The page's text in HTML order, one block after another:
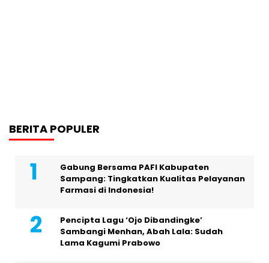
BERITA POPULER
Gabung Bersama PAFI Kabupaten
Sampang: Tingkatkan Kualitas Pelayanan
Farmasi di Indonesia!
Pencipta Lagu ‘Ojo Dibandingke’
Sambangi Menhan, Abah Lala: Sudah
Lama Kagumi Prabowo